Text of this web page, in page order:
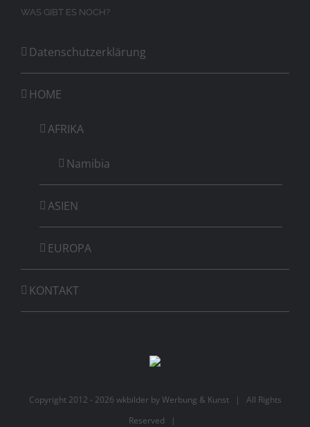
WAS GIBT ES NOCH?
Datenschutzerklärung
HOME
AFRIKA
Namibia
ASIEN
EUROPA
KONTAKT
Copyright 2012 - 2026 wkbilder byWerbung & Kunst| All Rights
Reserved |